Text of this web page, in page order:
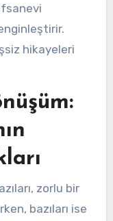
hikayeleri
zorlu bir
bazıları ise